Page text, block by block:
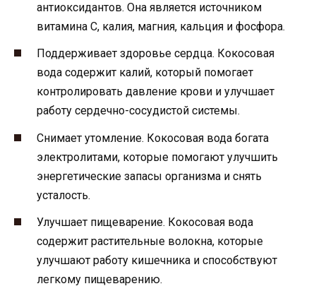
антиоксидантов. Она является источником
витамина С, калия, магния, кальция и фосфора.
Поддерживает здоровье сердца. Кокосовая
вода содержит калий, который помогает
контролировать давление крови и улучшает
работу сердечно-сосудистой системы.
Снимает утомление. Кокосовая вода богата
электролитами, которые помогают улучшить
энергетические запасы организма и снять
усталость.
Улучшает пищеварение. Кокосовая вода
содержит растительные волокна, которые
улучшают работу кишечника и способствуют
легкому пищеварению.